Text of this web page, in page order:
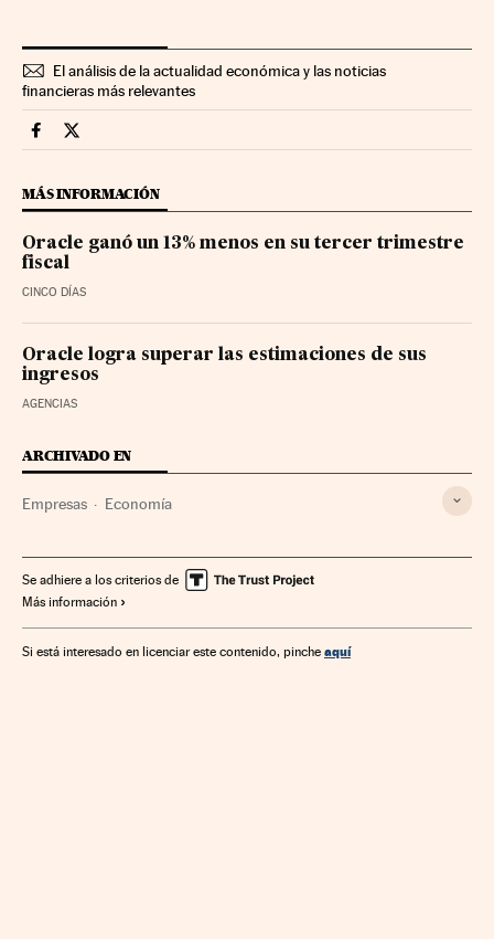
El análisis de la actualidad económica y las noticias
financieras más relevantes
Companias Cinco Días en Facebook
Companias Cinco Días en Twitter
MÁS INFORMACIÓN
Oracle ganó un 13% menos en su tercer trimestre
fiscal
CINCO DÍAS
Oracle logra superar las estimaciones de sus
ingresos
AGENCIAS
ARCHIVADO EN
Empresas Economía
Se adhiere a los criterios de
Más información
Si está interesado en licenciar este contenido, pinche aquí